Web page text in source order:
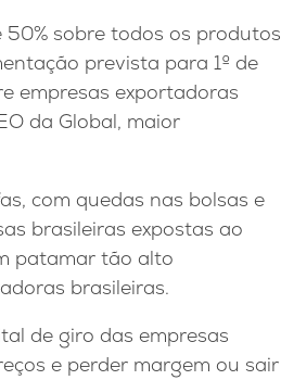
sobre todos os produtos
prevista para 1º de
empresas exportadoras
da Global, maior
com quedas nas bolsas e
brasileiras expostas ao
patamar tão alto
brasileiras.
de giro das empresas
e perder margem ou sair